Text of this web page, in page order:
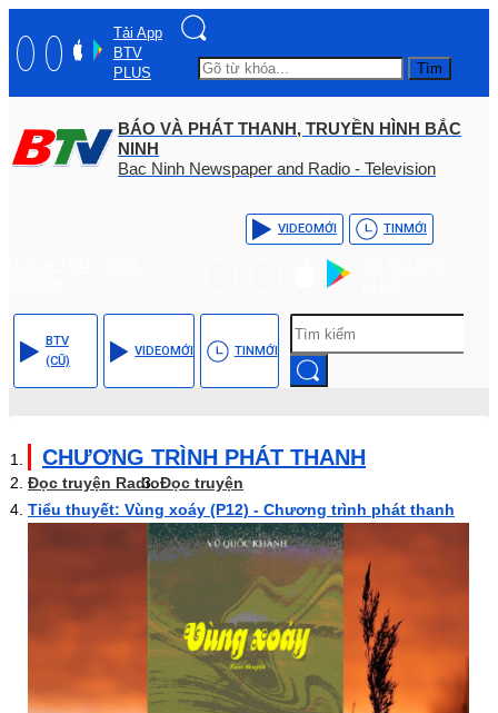
Tải App
BTV
PLUS
Tìm
BÁO VÀ PHÁT THANH, TRUYỀN HÌNH BẮC
NINH
Bac Ninh Newspaper and Radio - Television
VIDEOMỚI TINMỚI
BTV
(CŨ)
VIDEOMỚI TINMỚI
CHƯƠNG TRÌNH PHÁT THANH
Đọc truyện RadioĐọc truyện
Tiểu thuyết: Vùng xoáy (P12) - Chương trình phát thanh